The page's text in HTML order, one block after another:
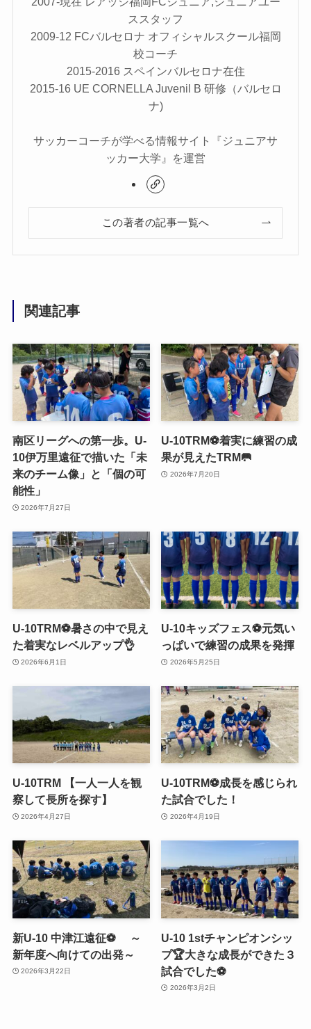
ススタッフ
2009-12 FCバルセロナ オフィシャルスクール福岡
校コーチ
2015-2016 スペインバルセロナ在住
2015-16 UE CORNELLA Juvenil B 研修（バルセロ
ナ)
サッカーコーチが学べる情報サイト『ジュニアサ
ッカー大学』を運営
この著者の記事一覧へ
関連記事
南区リーグへの第一歩。U-
10伊万里遠征で描いた「未
来のチーム像」と「個の可
能性」
2026年7月27日
U-10TRM⚽️着実に練習の成
果が見えたTRM🥅
2026年7月20日
U-10TRM⚽️暑さの中で見え
た着実なレベルアップ👌
2026年6月1日
U-10キッズフェス⚽️元気い
っぱいで練習の成果を発揮
2026年5月25日
U-10TRM 【一人一人を観
察して長所を探す】
2026年4月27日
U-10TRM⚽️成長を感じられ
た試合でした！
2026年4月19日
新U-10 中津江遠征⚽ ～
新年度へ向けての出発～
2026年3月22日
U-10 1stチャンピオンシッ
プ🏆大きな成長ができた３
試合でした⚽️
2026年3月2日